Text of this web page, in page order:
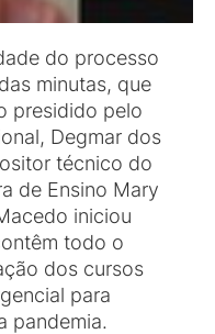
do processo
minutas, que
presidido pelo
Degmar dos
técnico do
de Ensino Mary
iniciou
todo o
dos cursos
para
pandemia.